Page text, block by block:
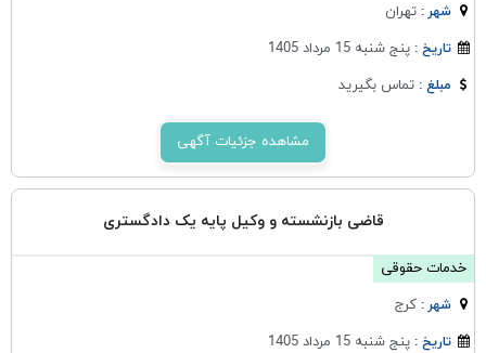
شهر :تهران
تاریخ :پنج شنبه 15 مرداد 1405
مبلغ :تماس بگیرید
مشاهده جزئیات آگهی
قاضی بازنشسته و وکیل پایه یک دادگستری
خدمات حقوقی
شهر :كرج
تاریخ :پنج شنبه 15 مرداد 1405